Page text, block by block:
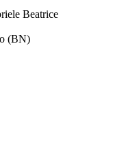
Beatrice
(BN)